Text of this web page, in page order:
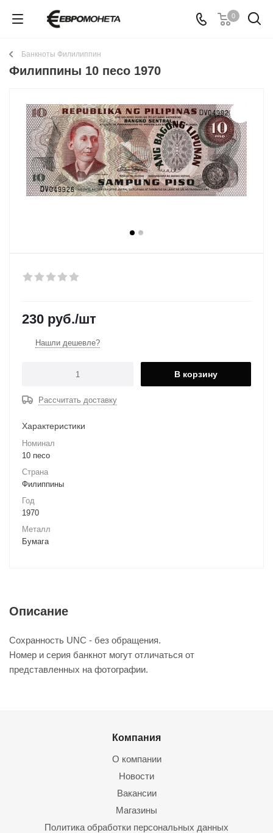
0
Банкноты Филилиппин
Филиппины 10 песо 1970
230 руб./шт
Нашли дешевле?
В корзину
Рассчитать доставку
Характеристики
Номинал
10 песо
Страна
Филиппины
Год
1970
Металл
Бумага
Описание
Сохранность UNC - без обращения.
Номер и серия банкнот могут отличаться от
представленных на фотографии.
Компания
О компании
Новости
Вакансии
Магазины
Политика обработки персональных данных